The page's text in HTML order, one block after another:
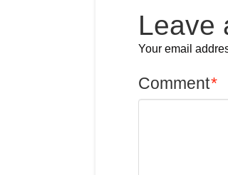
Leave
Your email
Comment*